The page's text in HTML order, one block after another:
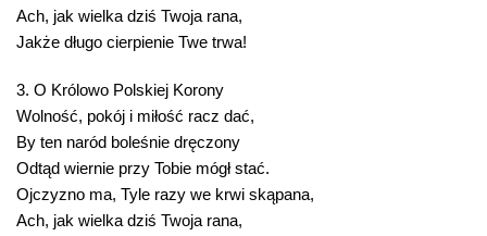
Ach, jak wielka dziś Twoja rana,
Jakże długo cierpienie Twe trwa!
3. O Królowo Polskiej Korony
Wolność, pokój i miłość racz dać,
By ten naród boleśnie dręczony
Odtąd wiernie przy Tobie mógł stać.
Ojczyzno ma, Tyle razy we krwi skąpana,
Ach, jak wielka dziś Twoja rana,